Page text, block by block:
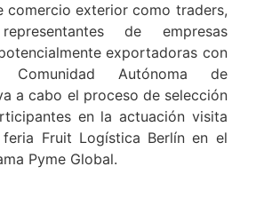
comercio exterior como traders,
de empresas
exportadoras con
Autónoma de
a cabo el proceso de selección
en la actuación visita
Fruit Logística Berlín en el
Pyme Global.